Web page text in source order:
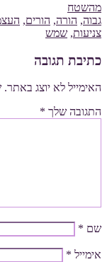
מהשטח
גבוה, הורה, הורים,
צניעות, שמש
כתיבת תגובה
האימייל לא יוצג באתר.
התגובה שלך *
שם *
אימייל *